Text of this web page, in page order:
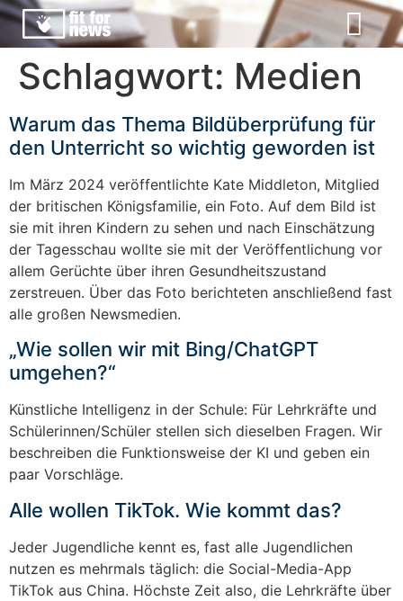
Schlagwort: Medien
Warum das Thema Bildüberprüfung für
den Unterricht so wichtig geworden ist
Im März 2024 veröffentlichte Kate Middleton, Mitglied
der britischen Königsfamilie, ein Foto. Auf dem Bild ist
sie mit ihren Kindern zu sehen und nach Einschätzung
der Tagesschau wollte sie mit der Veröffentlichung vor
allem Gerüchte über ihren Gesundheitszustand
zerstreuen. Über das Foto berichteten anschließend fast
alle großen Newsmedien.
„Wie sollen wir mit Bing/ChatGPT
umgehen?“
Künstliche Intelligenz in der Schule: Für Lehrkräfte und
Schülerinnen/Schüler stellen sich dieselben Fragen. Wir
beschreiben die Funktionsweise der KI und geben ein
paar Vorschläge.
Alle wollen TikTok. Wie kommt das?
Jeder Jugendliche kennt es, fast alle Jugendlichen
nutzen es mehrmals täglich: die Social-Media-App
TikTok aus China. Höchste Zeit also, die Lehrkräfte über